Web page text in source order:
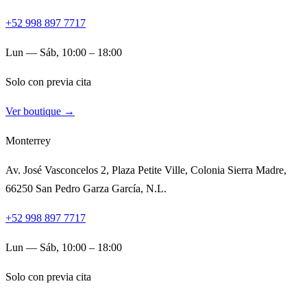
+52 998 897 7717
Lun — Sáb, 10:00 – 18:00
Solo con previa cita
Ver boutique →
Monterrey
Av. José Vasconcelos 2, Plaza Petite Ville, Colonia Sierra Madre,
66250 San Pedro Garza García, N.L.
+52 998 897 7717
Lun — Sáb, 10:00 – 18:00
Solo con previa cita